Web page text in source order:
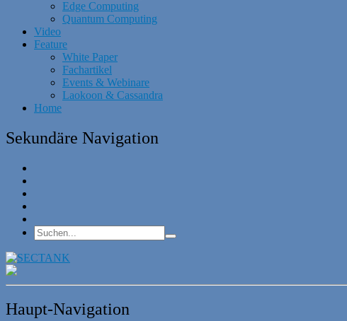
Edge Computing
Quantum Computing
Video
Feature
White Paper
Fachartikel
Events & Webinare
Laokoon & Cassandra
Home
Sekundäre Navigation
Haupt-Navigation